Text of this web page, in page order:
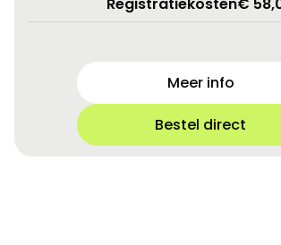
Meer info
Bestel direct